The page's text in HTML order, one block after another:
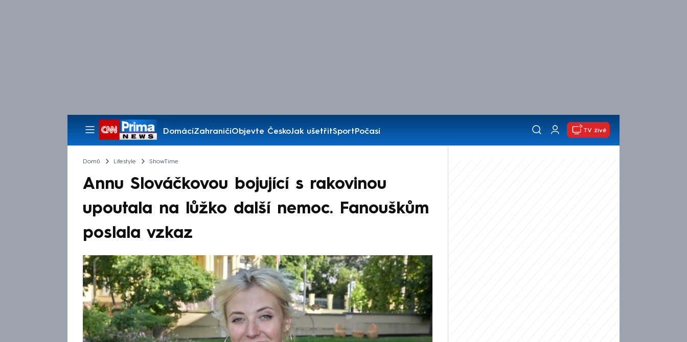
DomácíZahraničíObjevte ČeskoJak ušetřitSportPočasí
Pořady
TV živě
Domů Lifestyle ShowTime
Annu Slováčkovou bojující s rakovinou
upoutala na lůžko další nemoc. Fanouškům
poslala vzkaz